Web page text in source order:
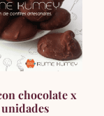
chocolate x